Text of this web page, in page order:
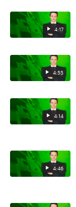
4:17
4:55
4:14
4:46